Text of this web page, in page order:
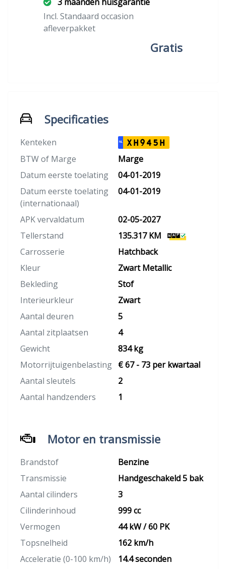
Incl. Standaard occasion
afleverpakket
Gratis
Specificaties
Kenteken NL XH945H
BTW of Marge
Marge
Datum eerste toelating
04-01-2019
Datum eerste toelating
(internationaal)
04-01-2019
APK vervaldatum
02-05-2027
Tellerstand
135.317 KM
Carrosserie
Hatchback
Kleur
Zwart Metallic
Bekleding
Stof
Interieurkleur
Zwart
Aantal deuren
5
Aantal zitplaatsen
4
Gewicht
834 kg
Motorrijtuigenbelasting € 67 - 73 per kwartaal
Aantal sleutels
2
Aantal handzenders
1
Motor en transmissie
Brandstof
Benzine
Transmissie
Handgeschakeld 5 bak
Aantal cilinders
3
Cilinderinhoud
999 cc
Vermogen
44 kW / 60 PK
Topsnelheid
162 km/h
Acceleratie (0-100 km/h)
14.4 seconden